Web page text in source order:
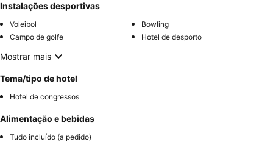
Instalações desportivas
Voleibol
Bowling
Campo de golfe
Hotel de desporto
Mostrar mais
Tema/tipo de hotel
Hotel de congressos
Alimentação e bebidas
Tudo incluído (a pedido)